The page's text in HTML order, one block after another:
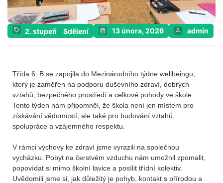
2. stupeň Sdělení 13 února, 2026 admin
Třída 6. B se zapojila do Mezinárodního týdne wellbeingu,
který je zaměřen na podporu duševního zdraví, dobrých
vztahů, bezpečného prostředí a celkové pohody ve škole.
Tento týden nám připomněl, že škola není jen místem pro
získávání vědomostí, ale také pro budování vztahů,
spolupráce a vzájemného respektu.
V rámci výchovy ke zdraví jsme vyrazili na společnou
vycházku. Pobyt na čerstvém vzduchu nám umožnil zpomalit,
popovídat si mimo školní lavice a posílit třídní kolektiv.
Uvědomili jsme si, jak důležitý je pohyb, kontakt s přírodou a